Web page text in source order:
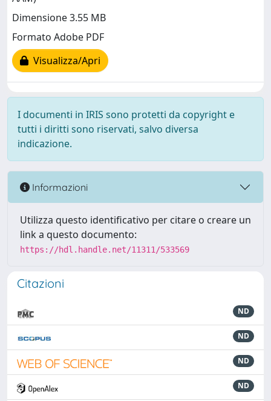
Dimensione 3.55 MB
Formato Adobe PDF
Visualizza/Apri
I documenti in IRIS sono protetti da copyright e
tutti i diritti sono riservati, salvo diversa
indicazione.
Informazioni
Utilizza questo identificativo per citare o creare un
link a questo documento:
https://hdl.handle.net/11311/533569
Citazioni
ND
ND
ND
ND